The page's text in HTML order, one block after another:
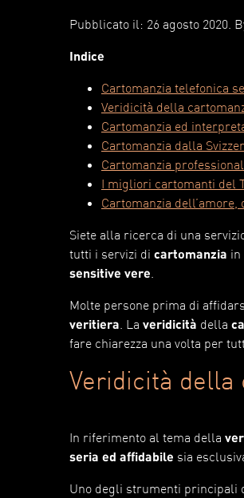
Pubblicato il: 26 agosto 2020.
Indice
Cartomanzia telefonica
Veridicità della
Cartomanzia ed
Cartomanzia dalla
Cartomanzia
I migliori cartomanti del
Cartomanzia
Siete alla ricerca di una
tutti i servizi di cartomanzia in
sensitive vere.
Molte persone prima di
veritiera. La veridicità della
fare chiarezza una volta per
Veridicità della
In riferimento al tema della
seria ed affidabile sia
Uno degli strumenti principali